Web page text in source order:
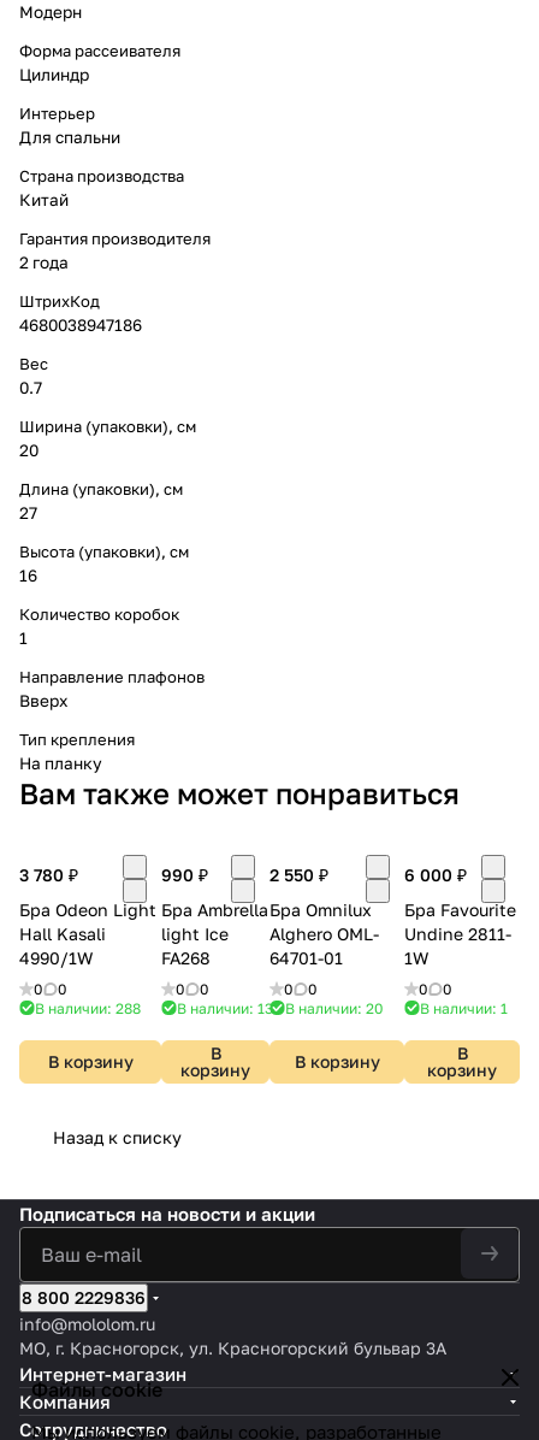
Модерн
Форма рассеивателя
Цилиндр
Интерьер
Для спальни
Страна производства
Китай
Гарантия производителя
2 года
ШтрихКод
4680038947186
Вес
0.7
Ширина (упаковки), см
20
Длина (упаковки), см
27
Высота (упаковки), см
16
Количество коробок
1
Направление плафонов
Вверх
Тип крепления
На планку
Вам также может понравиться
3 780 ₽
Бра Odeon Light
Hall Kasali
4990/1W
0
0
В наличии: 288
В корзину
990 ₽
Бра Ambrella
light Ice
FA268
0
0
В наличии: 13
В
корзину
2 550 ₽
Бра Omnilux
Alghero OML-
64701-01
0
0
В наличии: 20
В корзину
6 000 ₽
Бра Favourite
Undine 2811-
1W
0
0
В наличии: 1
В
корзину
Назад к списку
Файлы cookie
Мы используем файлы cookie, разработанные
Подписаться на новости и акции
8 800 2229836
info@mololom.ru
МО, г. Красногорск, ул. Красногорский бульвар 3А
Интернет-магазин
Компания
Сотрудничество